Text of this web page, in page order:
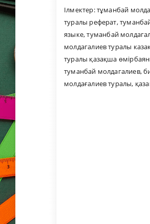
Ілмектер:тұманбай
туралы реферат,
языке,туманбай
молдагалиев туралы
туралы қазақша
туманбай молдагалиев,
молдағалиев туралы,